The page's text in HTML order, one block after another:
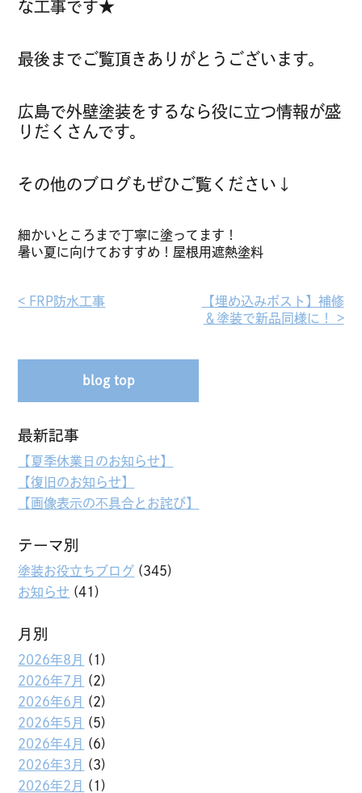
な工事です★
最後までご覧頂きありがとうございます。
広島で外壁塗装をするなら役に立つ情報が盛
りだくさんです。
その他のブログもぜひご覧ください↓
細かいところまで丁寧に塗ってます！
暑い夏に向けておすすめ！屋根用遮熱塗料
< FRP防水工事︎
【埋め込みポスト】補修
＆塗装で新品同様に！ >︎
blog top
最新記事
【夏季休業日のお知らせ】
【復旧のお知らせ】
【画像表示の不具合とお詫び】
テーマ別
塗装お役立ちブログ (345)
お知らせ (41)
月別
2026年8月
(1)
2026年7月
(2)
2026年6月
(2)
2026年5月
(5)
2026年4月
(6)
2026年3月
(3)
2026年2月
(1)